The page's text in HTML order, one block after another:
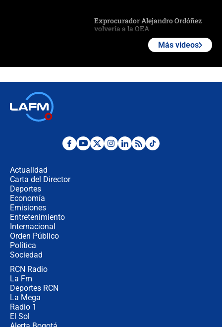
Exprocurador Alejandro Ordóñez
volvería a la OEA
Ángela Benedetti revela el papel que
Más videos
Actualidad
Carta del Director
Deportes
Economía
Emisiones
Entretenimiento
Internacional
Orden Público
Política
Sociedad
RCN Radio
La Fm
Deportes RCN
La Mega
Radio 1
El Sol